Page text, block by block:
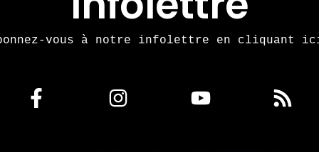
vous à notre infolettre en cliquant